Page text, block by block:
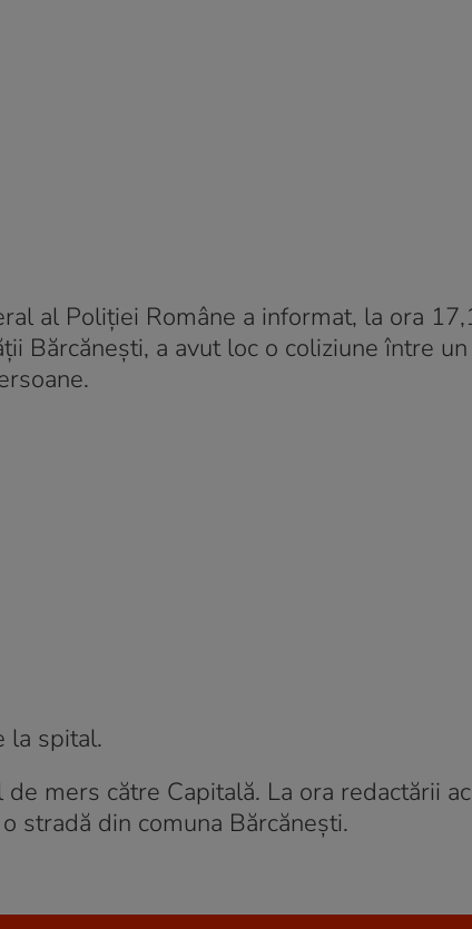
al Poliţiei Române a informat, la ora
Bărcănești, a avut loc o coliziune între
la spital.
mers către Capitală. La ora redactării
stradă din comuna Bărcănești.